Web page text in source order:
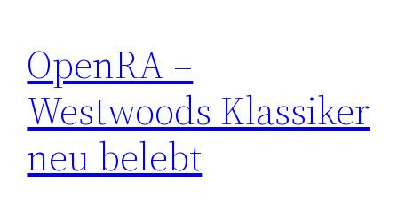
OpenRA –
Westwoods Klassiker
neu belebt